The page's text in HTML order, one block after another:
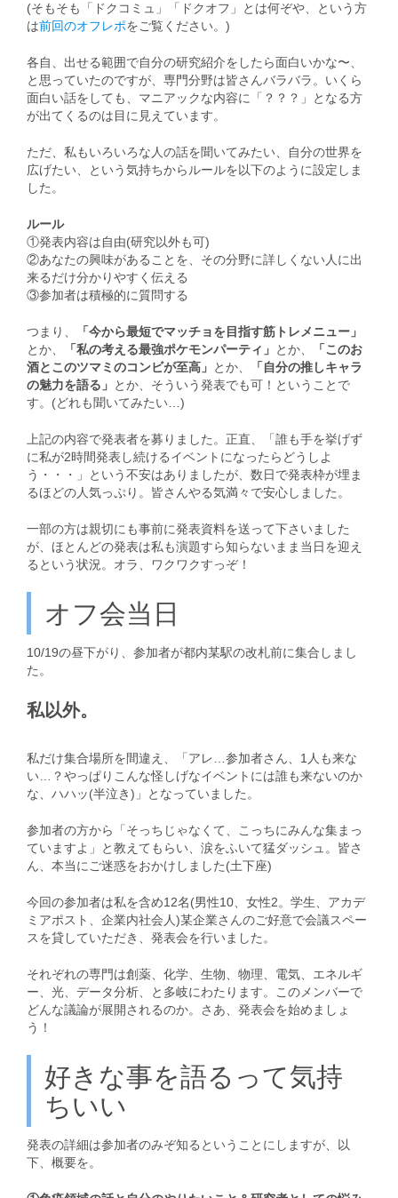
(そもそも「ドクコミュ」「ドクオフ」とは何ぞや、という方
は前回のオフレポをご覧ください。)
各自、出せる範囲で自分の研究紹介をしたら面白いかな〜、
と思っていたのですが、専門分野は皆さんバラバラ。いくら
面白い話をしても、マニアックな内容に「？？？」となる方
が出てくるのは目に見えています。
ただ、私もいろいろな人の話を聞いてみたい、自分の世界を
広げたい、という気持ちからルールを以下のように設定しま
した。
ルール
①発表内容は自由(研究以外も可)
②あなたの興味があることを、その分野に詳しくない人に出
来るだけ分かりやすく伝える
③参加者は積極的に質問する
つまり、
「今から最短でマッチョを目指す筋トレメニュー」
とか、
「私の考える最強ポケモンパーティ」 とか、
「このお
酒とこのツマミのコンビが至高」 とか、
「自分の推しキャラ
の魅力を語る」 とか、そういう発表でも可！ということで
す。(どれも聞いてみたい…)
上記の内容で発表者を募りました。正直、「誰も手を挙げず
に私が2時間発表し続けるイベントになったらどうしよ
う・・・」という不安はありましたが、数日で発表枠が埋ま
るほどの人気っぷり。皆さんやる気満々で安心しました。
一部の方は親切にも事前に発表資料を送って下さいました
が、ほとんどの発表は私も演題すら知らないまま当日を迎え
るという状況。オラ、ワクワクすっぞ！
オフ会当日
10/19の昼下がり、参加者が都内某駅の改札前に集合しまし
た。
私以外。
私だけ集合場所を間違え、「アレ…参加者さん、1人も来な
い…？やっぱりこんな怪しげなイベントには誰も来ないのか
な、ハハッ(半泣き)」となっていました。
参加者の方から「そっちじゃなくて、こっちにみんな集まっ
ていますよ」と教えてもらい、涙をふいて猛ダッシュ。皆さ
ん、本当にご迷惑をおかけしました(土下座)
今回の参加者は私を含め12名(男性10、女性2。学生、アカデ
ミアポスト、企業内社会人)某企業さんのご好意で会議スペー
スを貸していただき、発表会を行いました。
それぞれの専門は創薬、化学、生物、物理、電気、エネルギ
ー、光、データ分析、と多岐にわたります。このメンバーで
どんな議論が展開されるのか。さあ、発表会を始めましょ
う！
好きな事を語るって気持
ちいい
発表の詳細は参加者のみぞ知るということにしますが、以
下、概要を。